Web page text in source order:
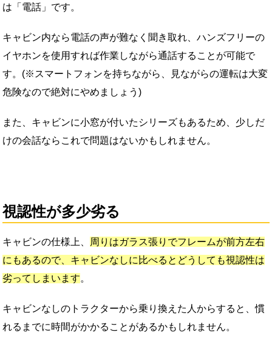
は「電話」です。
キャビン内なら電話の声が難なく聞き取れ、ハンズフリーの
イヤホンを使用すれば作業しながら通話することが可能で
す。(※スマートフォンを持ちながら、見ながらの運転は大変
危険なので絶対にやめましょう)
また、キャビンに小窓が付いたシリーズもあるため、少しだ
けの会話ならこれで問題はないかもしれません。
視認性が多少劣る
キャビンの仕様上、 周りはガラス張りでフレームが前方左右
にもあるので、キャビンなしに比べるとどうしても視認性は
劣ってしまいます。
キャビンなしのトラクターから乗り換えた人からすると、慣
れるまでに時間がかかることがあるかもしれません。